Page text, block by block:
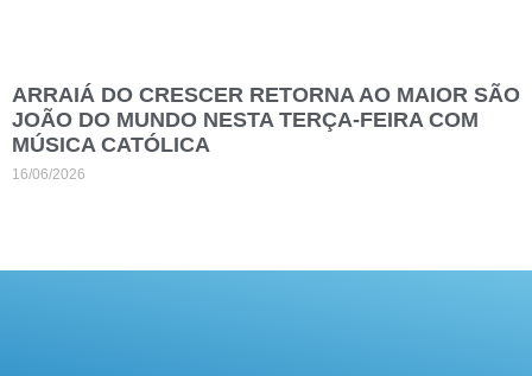
ARRAIÁ DO CRESCER RETORNA AO MAIOR SÃO
JOÃO DO MUNDO NESTA TERÇA-FEIRA COM
MÚSICA CATÓLICA
16/06/2026